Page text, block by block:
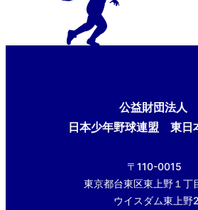
公益財団法人
日本少年野球連盟 東日
〒110-0015
東京都台東区東上野１
ウイスダム東上野